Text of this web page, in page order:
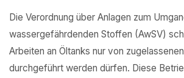
Die Verordnung über Anlagen zum
wassergefährdenden Stoffen (AwSV)
Arbeiten an Öltanks nur von
durchgeführt werden dürfen. Diese